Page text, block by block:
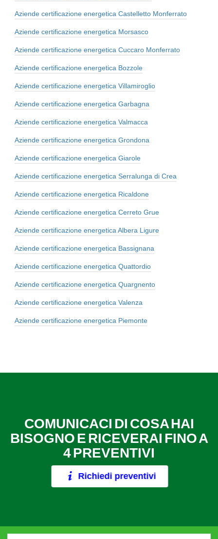
Aziende certificazione energetica Castelletto Monferrato
Aziende certificazione energetica Morsasco
Aziende certificazione energetica Cuccaro Monferrato
Aziende certificazione energetica Bozzole
Aziende certificazione energetica Villamiroglio
Aziende certificazione energetica Garbagna
Aziende certificazione energetica Valmacca
Aziende certificazione energetica Grondona
Aziende certificazione energetica Giarole
Aziende certificazione energetica Serralunga di Crea
Aziende certificazione energetica Ricaldone
Aziende certificazione energetica Cerreto Grue
Aziende certificazione energetica Albera Ligure
Aziende certificazione energetica Bassignana
Aziende certificazione energetica Quattordio
Aziende certificazione energetica Quargnento
Aziende certificazione energetica Valenza
Aziende certificazione energetica Piemonte
COMUNICACI DI COSA HAI
BISOGNO E RICEVERAI FINO A
4 PREVENTIVI
Richiedi preventivi